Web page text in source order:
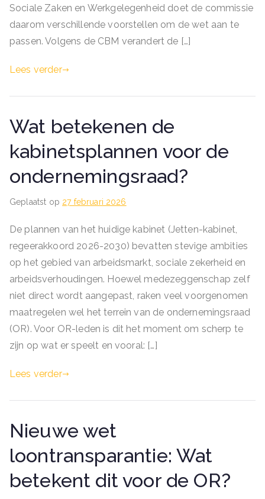
Sociale Zaken en Werkgelegenheid doet de commissie
daarom verschillende voorstellen om de wet aan te
passen. Volgens de CBM verandert de […]
Lees verder
Wat betekenen de
kabinetsplannen voor de
ondernemingsraad?
Geplaatst op 27 februari 2026
De plannen van het huidige kabinet (Jetten-kabinet,
regeerakkoord 2026-2030) bevatten stevige ambities
op het gebied van arbeidsmarkt, sociale zekerheid en
arbeidsverhoudingen. Hoewel medezeggenschap zelf
niet direct wordt aangepast, raken veel voorgenomen
maatregelen wel het terrein van de ondernemingsraad
(OR). Voor OR-leden is dit het moment om scherp te
zijn op wat er speelt en vooral: […]
Lees verder
Nieuwe wet
loontransparantie: Wat
betekent dit voor de OR?